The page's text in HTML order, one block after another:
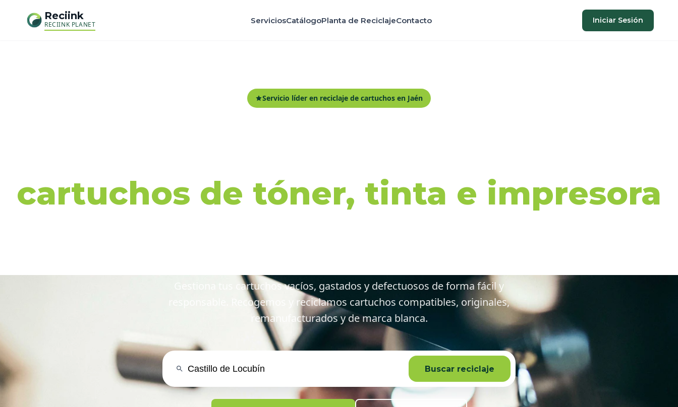
Reciink
RECIINK PLANET ServiciosCatálogoPlanta de ReciclajeContacto Iniciar Sesión
Servicio líder en reciclaje de cartuchos en Jaén
cartuchos de tóner, tinta e impresora
Gestiona tus cartuchos vacíos, gastados y defectuosos de forma fácil y
responsable. Recogemos y reciclamos cartuchos compatibles, originales,
remanufacturados y de marca blanca.
Buscar reciclaje